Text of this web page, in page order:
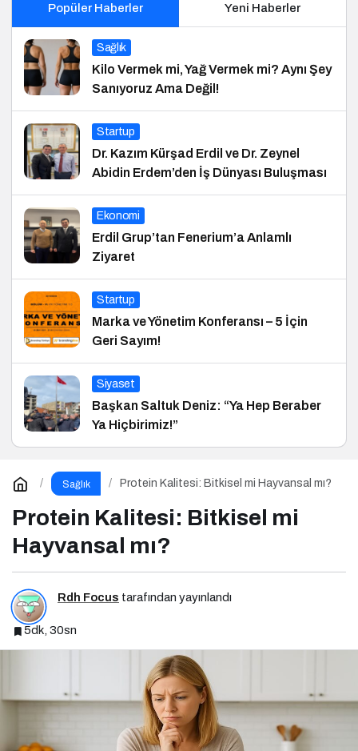
Popüler Haberler Yeni Haberler
Sağlık
Kilo Vermek mi, Yağ Vermek mi? Aynı Şey
Sanıyoruz Ama Değil!
Startup
Dr. Kazım Kürşad Erdil ve Dr. Zeynel
Abidin Erdem’den İş Dünyası Buluşması
Ekonomi
Erdil Grup’tan Fenerium’a Anlamlı
Ziyaret
Startup
Marka ve Yönetim Konferansı – 5 İçin
Geri Sayım!
Siyaset
Başkan Saltuk Deniz: “Ya Hep Beraber
Ya Hiçbirimiz!”
Sağlık Protein Kalitesi: Bitkisel mi Hayvansal mı?
Protein Kalitesi: Bitkisel mi
Hayvansal mı?
Rdh Focus tarafından yayınlandı
5dk, 30sn